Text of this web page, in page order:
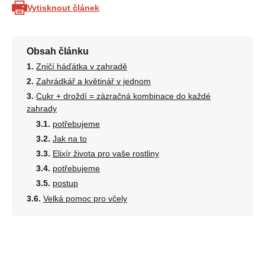
Vytisknout článek
Obsah článku
Zničí háďátka v zahradě
Zahrádkář a květinář v jednom
Cukr + droždí = zázračná kombinace do každé
zahrady
potřebujeme
Jak na to
Elixír života pro vaše rostliny
potřebujeme
postup
Velká pomoc pro včely